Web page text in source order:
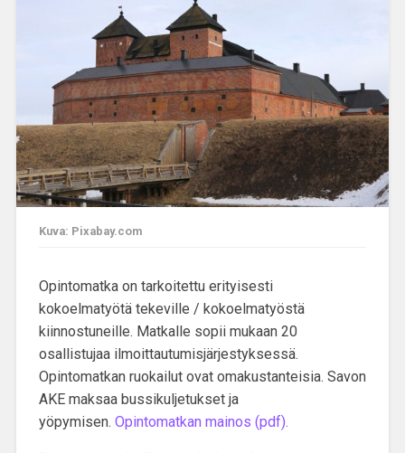
Kuva: Pixabay.com
Opintomatka on tarkoitettu erityisesti
kokoelmatyötä tekeville / kokoelmatyöstä
kiinnostuneille. Matkalle sopii mukaan 20
osallistujaa ilmoittautumisjärjestyksessä.
Opintomatkan ruokailut ovat omakustanteisia. Savon
AKE maksaa bussikuljetukset ja
yöpymisen. Opintomatkan mainos (pdf).